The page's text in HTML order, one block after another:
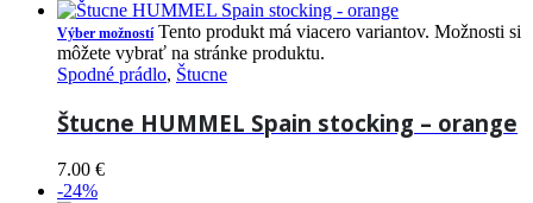
Výber možností Tento produkt má viacero variantov. Možnosti si
môžete vybrať na stránke produktu.
Spodné prádlo, Štucne
Štucne HUMMEL Spain stocking – orange
7.00 €
-24%